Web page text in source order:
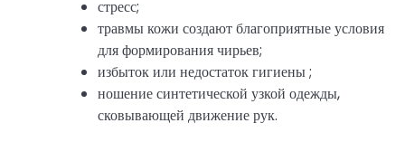
стресс;
травмы кожи создают благоприятные условия
для формирования чирьев;
избыток или недостаток гигиены ;
ношение синтетической узкой одежды,
сковывающей движение рук.